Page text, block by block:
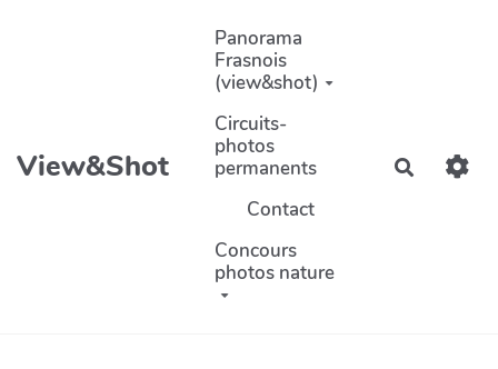
Aller au contenu principal
View&Shot
Panorama
Frasnois
(view&shot)
Circuits-
photos
permanents
Contact
Concours
photos nature